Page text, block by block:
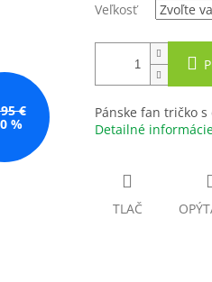
€
%
Veľkosť
Pánske fan tričko
Detailné
TLAČ